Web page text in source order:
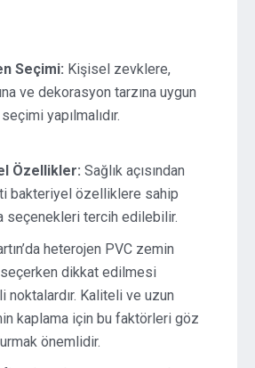
Seçimi: Kişisel zevklere,
ve dekorasyon tarzına uygun
yapılmalıdır.
Özellikler: Sağlık açısından
bakteriyel özelliklere sahip
seçenekleri tercih edilebilir.
heterojen PVC zemin
dikkat edilmesi
noktalardır. Kaliteli ve uzun
kaplama için bu faktörleri göz
önemlidir.